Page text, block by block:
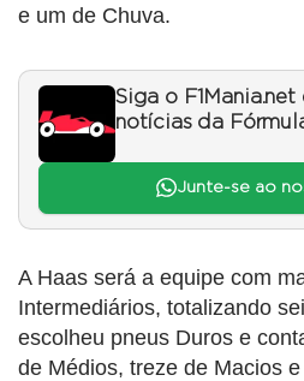
e um de Chuva.
Siga o
notícias da
Junte-se ao
A Haas será a equipe com
Intermediários, totalizando
escolheu pneus Duros e
de Médios, treze de Macios